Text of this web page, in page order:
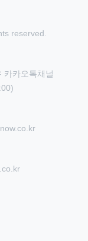
reserved.
카카오톡채널